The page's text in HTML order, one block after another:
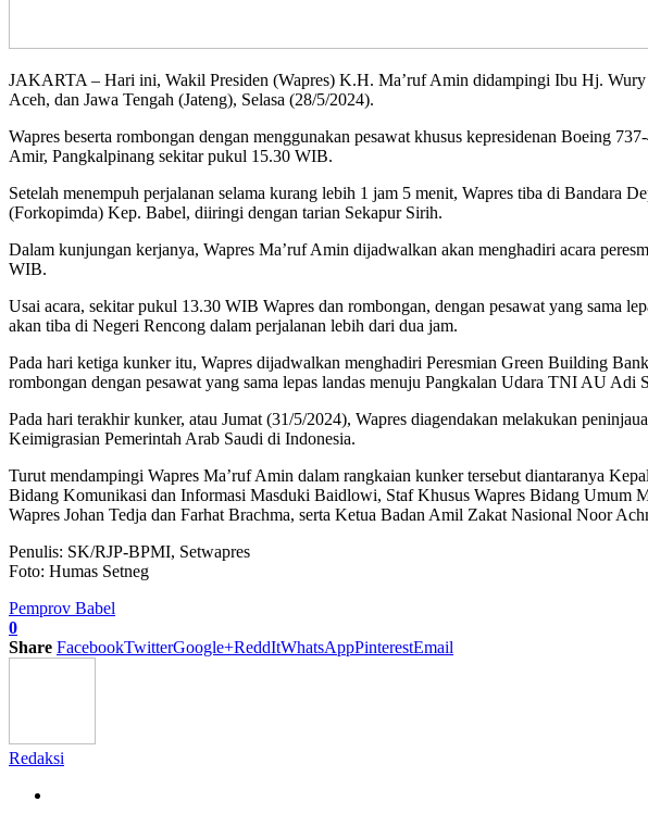
JAKARTA – Hari ini, Wakil Presiden (Wapres) K.H. Ma’ruf Amin didampingi Ibu Hj.
Aceh, dan Jawa Tengah (Jateng), Selasa (28/5/2024).
Wapres beserta rombongan dengan menggunakan pesawat khusus kepresidenan Boeing
Amir, Pangkalpinang sekitar pukul 15.30 WIB.
Setelah menempuh perjalanan selama kurang lebih 1 jam 5 menit, Wapres tiba di
(Forkopimda) Kep. Babel, diiringi dengan tarian Sekapur Sirih.
Dalam kunjungan kerjanya, Wapres Ma’ruf Amin dijadwalkan akan menghadiri acara
WIB.
Usai acara, sekitar pukul 13.30 WIB Wapres dan rombongan, dengan pesawat yang sama
akan tiba di Negeri Rencong dalam perjalanan lebih dari dua jam.
Pada hari ketiga kunker itu, Wapres dijadwalkan menghadiri Peresmian Green Building
rombongan dengan pesawat yang sama lepas landas menuju Pangkalan Udara TNI AU Adi
Pada hari terakhir kunker, atau Jumat (31/5/2024), Wapres diagendakan melakukan
Keimigrasian Pemerintah Arab Saudi di Indonesia.
Turut mendampingi Wapres Ma’ruf Amin dalam rangkaian kunker tersebut diantaranya
Bidang Komunikasi dan Informasi Masduki Baidlowi, Staf Khusus Wapres Bidang
Wapres Johan Tedja dan Farhat Brachma, serta Ketua Badan Amil Zakat Nasional Noor
Penulis: SK/RJP-BPMI, Setwapres
Foto: Humas Setneg
Pemprov Babel
0
Share FacebookTwitterGoogle+ReddItWhatsAppPinterestEmail
Redaksi